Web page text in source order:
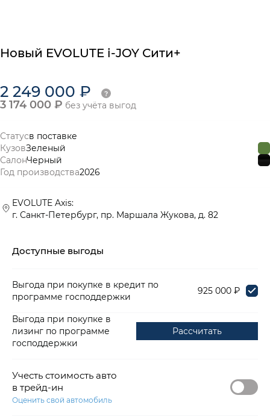
Новый EVOLUTE i-JOY Сити+
2 249 000 ₽
3 174 000 ₽ без учёта выгод
Статусв поставке
КузовЗеленый
СалонЧерный
Год производства2026
EVOLUTE Axis:
г. Санкт-Петербург, пр. Маршала Жукова, д. 82
Доступные выгоды
Выгода при покупке в кредит по
программе господдержки
925 000 ₽
Выгода при покупке в
лизинг по программе
господдержки
Рассчитать
Учесть стоимость авто
в трейд-ин
Оценить свой автомобиль